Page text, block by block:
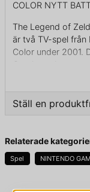
COLOR NYTT
The Legend of
är två TV-spel från
Color under 2001.
Oracle-serien.
årstidsoraklet Din
Seasons; en spira
rädda tidsoraklet
en harpa som
olika platser.
Ställ en
Fråga oss
Relaterade
Spel NINTENDO